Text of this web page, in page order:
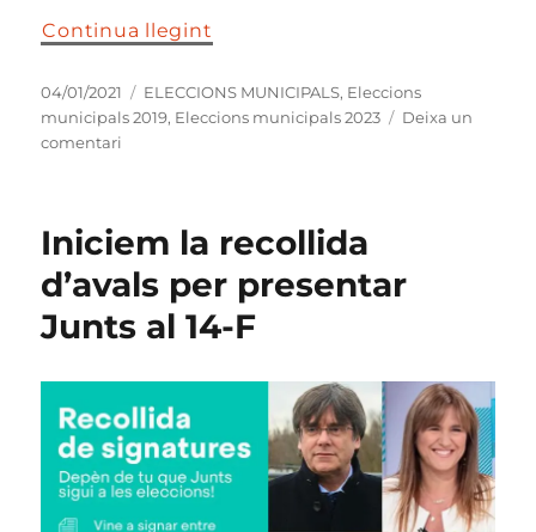
Continua llegint
Publicat
el
04/01/2021 Categories
ELECCIONS MUNICIPALS, Eleccions
municipals 2019, Eleccions municipals 2023
Deixa un
comentari
d’avals
un
resultat
espectacular!
Iniciem la recollida
d’avals per presentar
Junts al 14-F